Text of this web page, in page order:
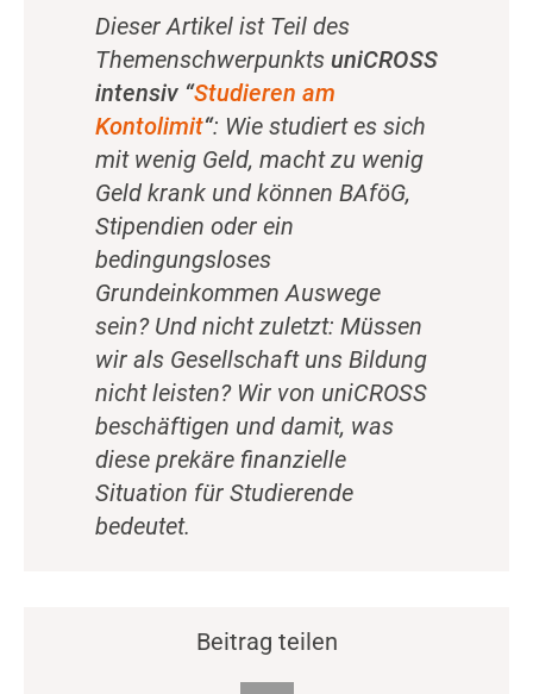
Dieser Artikel ist Teil des
Themenschwerpunkts uniCROSS
intensiv “Studieren am
Kontolimit“: Wie studiert es sich
mit wenig Geld, macht zu wenig
Geld krank und können BAföG,
Stipendien oder ein
bedingungsloses
Grundeinkommen Auswege
sein? Und nicht zuletzt: Müssen
wir als Gesellschaft uns Bildung
nicht leisten? Wir von uniCROSS
beschäftigen und damit, was
diese prekäre finanzielle
Situation für Studierende
bedeutet.
Beitrag teilen